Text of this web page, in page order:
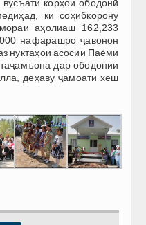
корҳои ободонӣ
ки соҳибкорону
аҳолиаш 162,233
нафарашро ҷавонон
нуктаҳои асосии Паёми
дар ободонии
деҳаву ҷамоати хеш